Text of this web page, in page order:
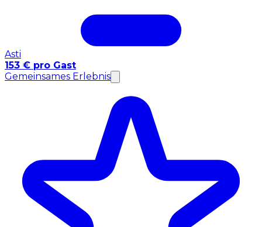
Asti
153 € pro Gast
Gemeinsames Erlebnis